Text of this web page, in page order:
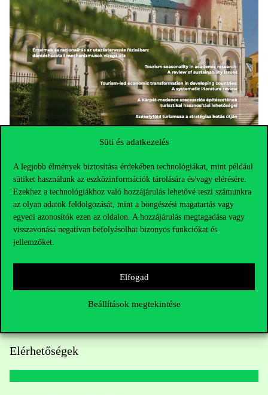
Süti és adatkezelés
A legjobb élmények biztosítása érdekében technológiákat, mint például
sütiket használunk az eszközinformációk tárolására és/vagy elérésére.
Ezekhez a technológiákhoz való hozzájárulás lehetővé teszi számunkra
az olyan adatok feldolgozását, mint a böngészési magatartás vagy
egyedi azonosítók ezen az oldalon. A hozzájárulás megtagadása vagy
visszavonása negatívan befolyásolhat bizonyos funkciókat és
jellemzőket.
Elfogad
Beállítások megtekintése
Elérhetőségek